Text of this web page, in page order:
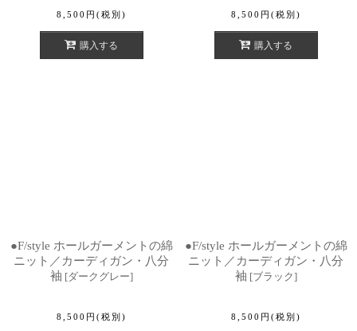
8,500 円 (税別)
購入する
8,500 円 (税別)
購入する
●F/style ホールガーメントの綿
ニット／カーディガン・八分
袖 [ダークグレー]
8,500 円 (税別)
●F/style ホールガーメントの綿
ニット／カーディガン・八分
袖 [ブラック]
8,500 円 (税別)